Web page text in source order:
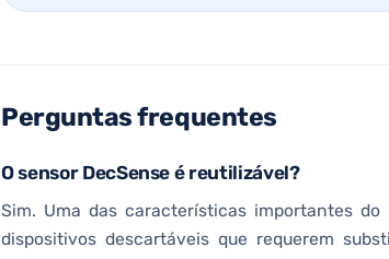
Perguntas frequentes
O sensor DecSense é reutilizável?
Sim. Uma das características importantes
dispositivos descartáveis que requerem